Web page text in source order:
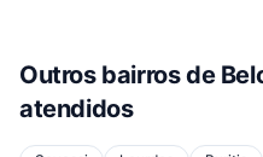
Outros bairros de
atendidos